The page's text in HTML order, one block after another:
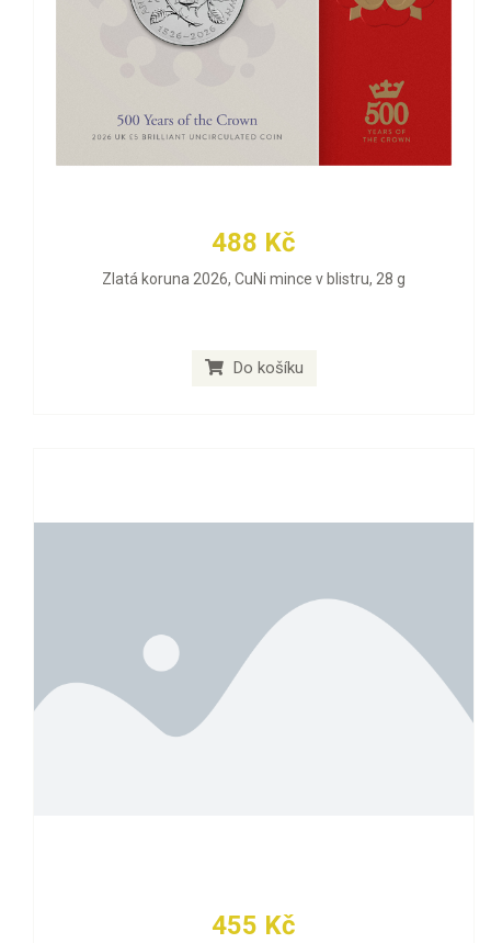
488 Kč
Zlatá koruna 2026, CuNi mince v blistru, 28 g
Do košíku
455 Kč